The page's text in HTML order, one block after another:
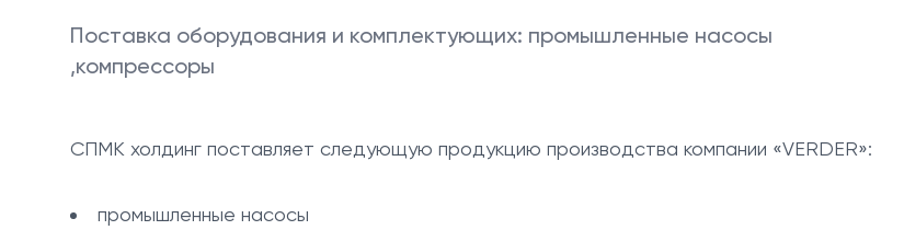
Поставка оборудования и комплектующих: промышленные насосы
,компрессоры
СПМК холдинг поставляет следующую продукцию производства компании «VERDER»:
промышленные насосы